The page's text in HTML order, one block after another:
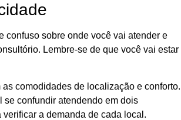
confuso sobre onde você vai atender e
Lembre-se de que você vai estar
comodidades de localização e conforto.
se confundir atendendo em dois
a demanda de cada local.